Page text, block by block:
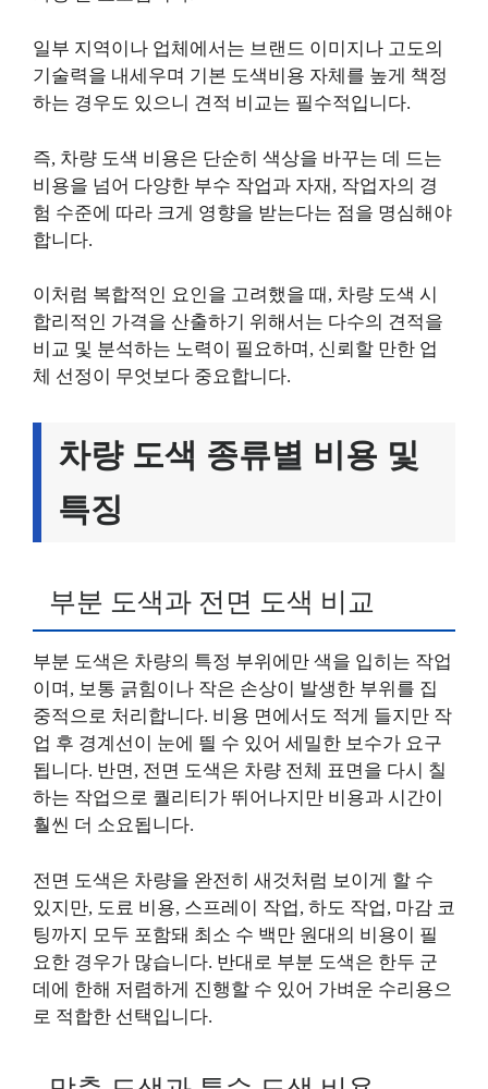
일부 지역이나 업체에서는 브랜드 이미지나 고도의
기술력을 내세우며 기본 도색비용 자체를 높게 책정
하는 경우도 있으니 견적 비교는 필수적입니다.
즉, 차량 도색 비용은 단순히 색상을 바꾸는 데 드는
비용을 넘어 다양한 부수 작업과 자재, 작업자의 경
험 수준에 따라 크게 영향을 받는다는 점을 명심해야
합니다.
이처럼 복합적인 요인을 고려했을 때, 차량 도색 시
합리적인 가격을 산출하기 위해서는 다수의 견적을
비교 및 분석하는 노력이 필요하며, 신뢰할 만한 업
체 선정이 무엇보다 중요합니다.
차량 도색 종류별 비용 및
특징
부분 도색과 전면 도색 비교
부분 도색은 차량의 특정 부위에만 색을 입히는 작업
이며, 보통 긁힘이나 작은 손상이 발생한 부위를 집
중적으로 처리합니다. 비용 면에서도 적게 들지만 작
업 후 경계선이 눈에 띌 수 있어 세밀한 보수가 요구
됩니다. 반면, 전면 도색은 차량 전체 표면을 다시 칠
하는 작업으로 퀄리티가 뛰어나지만 비용과 시간이
훨씬 더 소요됩니다.
전면 도색은 차량을 완전히 새것처럼 보이게 할 수
있지만, 도료 비용, 스프레이 작업, 하도 작업, 마감 코
팅까지 모두 포함돼 최소 수 백만 원대의 비용이 필
요한 경우가 많습니다. 반대로 부분 도색은 한두 군
데에 한해 저렴하게 진행할 수 있어 가벼운 수리용으
로 적합한 선택입니다.